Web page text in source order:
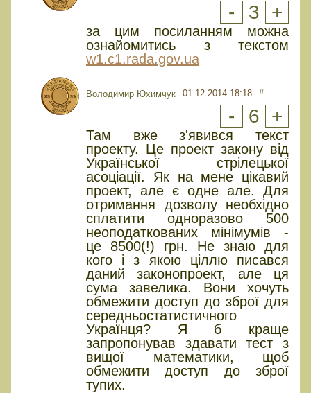
- 3 +
за цим посиланням можна
ознайомитись з текстом
w1.c1.rada.gov.ua
Володимир Юхимчук 01.12.2014 18:18 #
- 6 +
Там вже з'явився текст
проекту. Це проект закону від
Української стрілецької
асоціації. Як на мене цікавий
проект, але є одне але. Для
отримання дозволу необхідно
сплатити одноразово 500
неоподаткованих мінімумів -
це 8500(!) грн. Не знаю для
кого і з якою ціллю писався
даний законопроект, але ця
сума завелика. Вони хочуть
обмежити доступ до зброї для
середньостатистичного
Українця? Я б краще
запропонував здавати тест з
вищої математики, щоб
обмежити доступ до зброї
тупих.